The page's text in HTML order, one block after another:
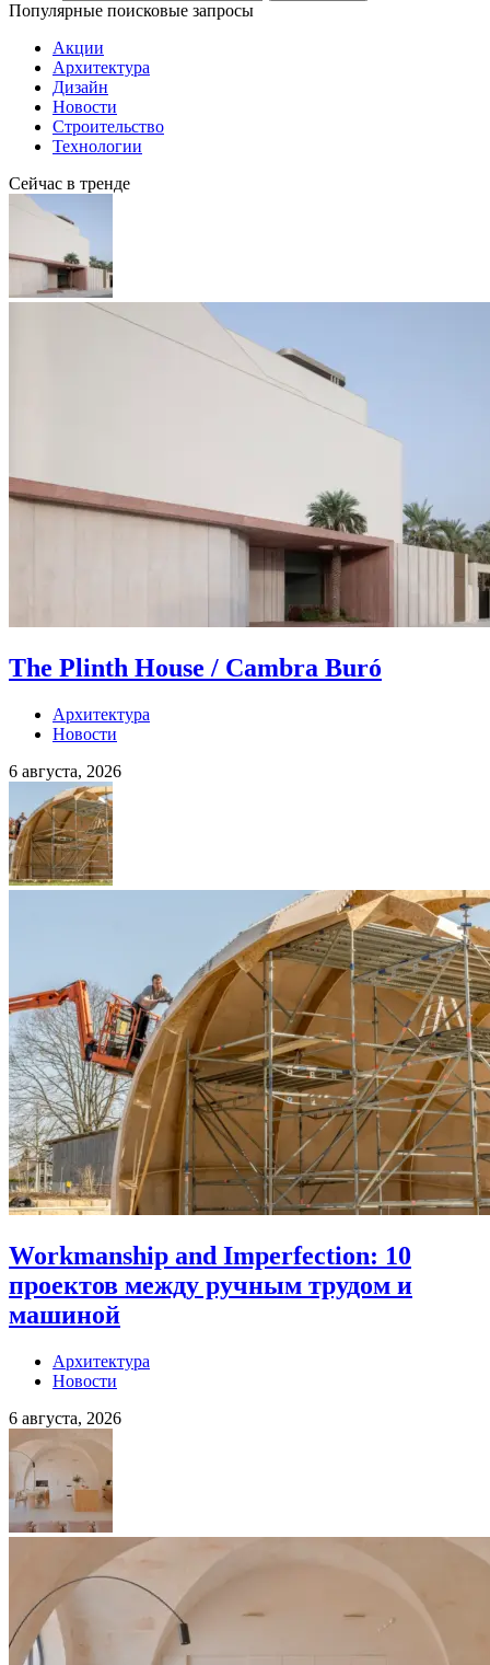
Популярные поисковые запросы
Акции
Архитектура
Дизайн
Новости
Строительство
Технологии
Сейчас в тренде
The Plinth House / Cambra Buró
Архитектура
Новости
6 августа, 2026
Workmanship and Imperfection: 10
проектов между ручным трудом и
машиной
Архитектура
Новости
6 августа, 2026